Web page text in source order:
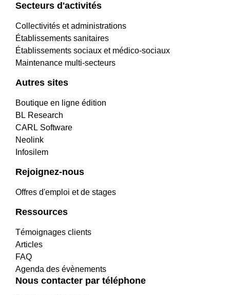
Secteurs d'activités
Collectivités et administrations
Établissements sanitaires
Établissements sociaux et médico-sociaux
Maintenance multi-secteurs
Autres sites
Boutique en ligne édition
BL Research
CARL Software
Neolink
Infosilem
Rejoignez-nous
Offres d'emploi et de stages
Ressources
Témoignages clients
Articles
FAQ
Agenda des évènements
Nous contacter par téléphone